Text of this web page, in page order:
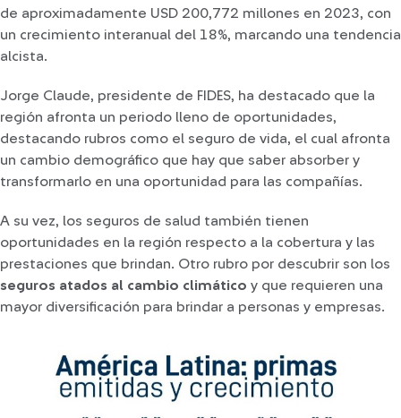
de aproximadamente USD 200,772 millones en 2023, con
un crecimiento interanual del 18%, marcando una tendencia
alcista.
Jorge Claude, presidente de FIDES, ha destacado que la
región afronta un periodo lleno de oportunidades,
destacando rubros como el seguro de vida, el cual afronta
un cambio demográfico que hay que saber absorber y
transformarlo en una oportunidad para las compañías.
A su vez, los seguros de salud también tienen
oportunidades en la región respecto a la cobertura y las
prestaciones que brindan. Otro rubro por descubrir son los
seguros atados al cambio climático y que requieren una
mayor diversificación para brindar a personas y empresas.